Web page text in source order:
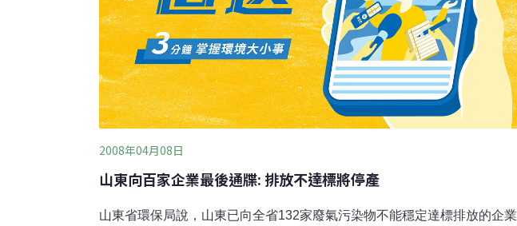
2008年04月08日
山東向百家企業最後通牒: 排放不達標將停產
山東省環保局說，山東已向全省132家廢氣污染物不能穩定達標排放的企業